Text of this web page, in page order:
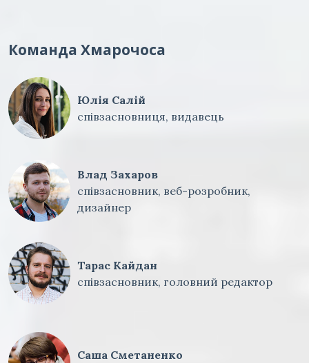
Команда Хмарочоса
Юлія Салій
співзасновниця, видавець
Влад Захаров
співзасновник, веб-розробник,
дизайнер
Тарас Кайдан
співзасновник, головний редактор
Саша Сметаненко